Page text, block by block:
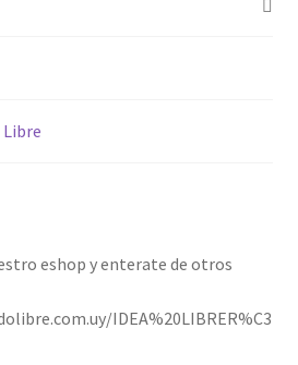
Libre
eshop y enterate de otros
IDEA%20LIBRER%C3